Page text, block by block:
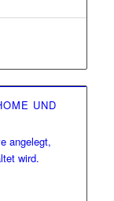
UND
angelegt,
wird.